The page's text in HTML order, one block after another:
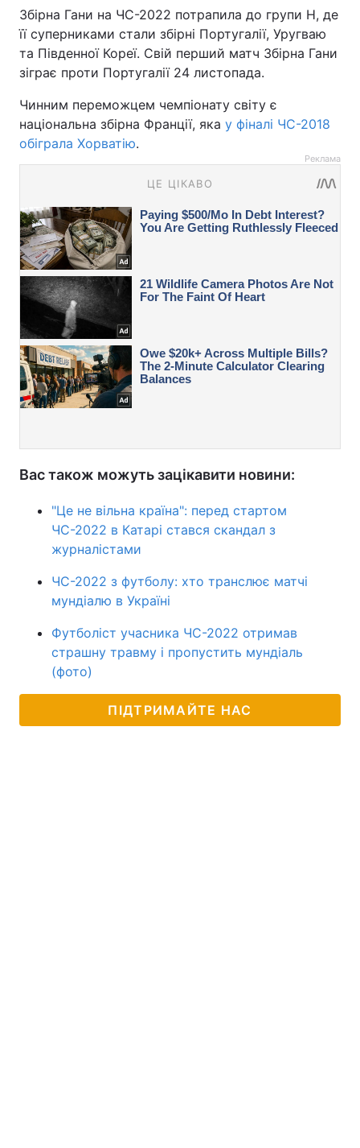
Збірна Гани на ЧС-2022 потрапила до групи H, де
її суперниками стали збірні Португалії, Уругваю
та Південної Кореї. Свій перший матч Збірна Гани
зіграє проти Португалії 24 листопада.
Чинним переможцем чемпіонату світу є
національна збірна Франції, яка у фіналі ЧС-2018
обіграла Хорватію.
Реклама
Вас також можуть зацікавити новини:
"Це не вільна країна": перед стартом
ЧС-2022 в Катарі стався скандал з
журналістами
ЧС-2022 з футболу: хто транслює матчі
мундіалю в Україні
Футболіст учасника ЧС-2022 отримав
страшну травму і пропустить мундіаль
(фото)
ПІДТРИМАЙТЕ НАС